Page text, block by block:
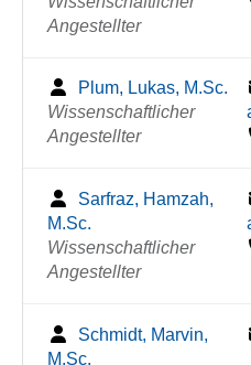
Angestellter
Plum, Lukas, M.Sc.
Wissenschaftlicher
Angestellter
Sarfraz, Hamzah,
M.Sc.
Wissenschaftlicher
Angestellter
Schmidt, Marvin,
M.Sc.